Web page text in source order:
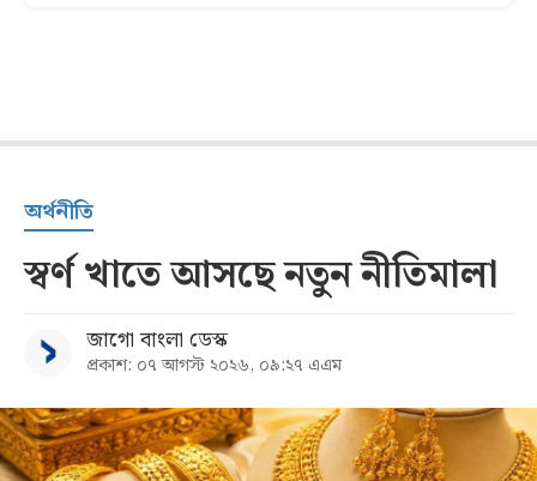
অর্থনীতি
স্বর্ণ খাতে আসছে নতুন নীতিমালা
জাগো বাংলা ডেস্ক
প্রকাশ: ০৭ আগস্ট ২০২৬, ০৯:২৭ এএম